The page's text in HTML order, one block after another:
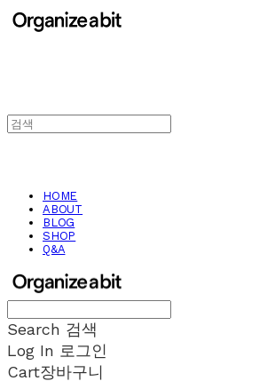
HOME
ABOUT
BLOG
SHOP
Q&A
Search 검색
Log In 로그인
Cart장바구니